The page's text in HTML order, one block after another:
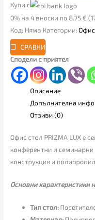
Купи с
0% на 4 вноски по 8.75 €
Код: Няма Категории:Офис
СРАВНИ
Сподели с приятел
Описание
Допълнителна
Отзиви (0)
Офис стол PRIZMA LUX е
конферентни и
конструкция и
Основни характеристики
Тип стол: